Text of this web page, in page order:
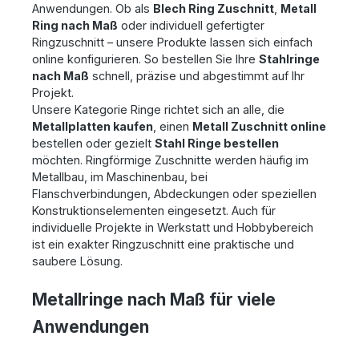
Anwendungen. Ob als Blech Ring Zuschnitt Metall
Ring nach Maß oder individuell gefertigter
Ringzuschnitt – unsere Produkte lassen sich einfach
online konfigurieren. So bestellen Sie Ihre Stahlringe
nach Maß schnell, präzise und abgestimmt auf Ihr
Projekt.
Unsere Kategorie Ringe richtet sich an alle, die
Metallplatten kaufen , einen Metall Zuschnitt online
bestellen oder gezielt Stahl Ringe bestellen
möchten. Ringförmige Zuschnitte werden häufig im
Metallbau, im Maschinenbau, bei
Flanschverbindungen, Abdeckungen oder speziellen
Konstruktionselementen eingesetzt. Auch für
individuelle Projekte in Werkstatt und Hobbybereich
ist ein exakter Ringzuschnitt eine praktische und
saubere Lösung.
Metallringe nach Maß für viele
Anwendungen